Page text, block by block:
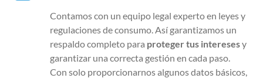
Contamos con un equipo legal experto en leyes y
regulaciones de consumo. Así garantizamos un
respaldo completo para proteger tus interesesy
garantizar una correcta gestión en cada paso.
Con solo proporcionarnos algunos datos básicos,